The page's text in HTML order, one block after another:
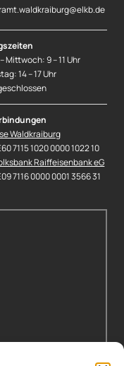
Mittwoch: 9 – 11 Uhr
14 – 17 Uhr
Waldkraiburg
7115 1020 0000 1022 10
Raiffeisenbank eG
7116 0000 0001 3566 31